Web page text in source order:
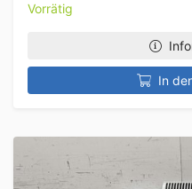
Vorrätig
In